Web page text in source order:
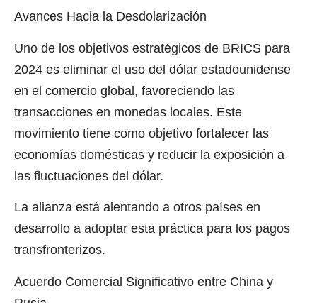
Avances Hacia la Desdolarización
Uno de los objetivos estratégicos de BRICS para
2024 es eliminar el uso del dólar estadounidense
en el comercio global, favoreciendo las
transacciones en monedas locales. Este
movimiento tiene como objetivo fortalecer las
economías domésticas y reducir la exposición a
las fluctuaciones del dólar.
La alianza está alentando a otros países en
desarrollo a adoptar esta práctica para los pagos
transfronterizos.
Acuerdo Comercial Significativo entre China y